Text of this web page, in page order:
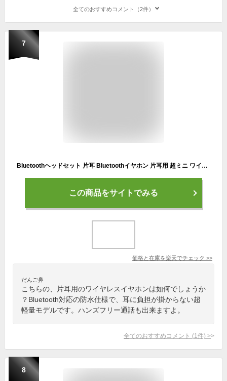
全てのおすすめコメント（2件）
7
Bluetoothヘッドセット 片耳 Bluetoothイヤホン 片耳用 超ミニ ワイヤレス イヤホン Hi-Fi音質 ハンズフリー通話 IPX7防水 超軽量 片耳イヤホン Bluetooth5.1 iPhone/Android/Tablet/Laptop対応(ブラック)
この商品をサイトでみる
価格と在庫を楽天でチェック >>
だんご鼻
こちらの、片耳用のワイヤレスイヤホンは如何でしょうか
？Bluetooth対応の防水仕様で、耳に負担が掛からない超
軽量モデルです。ハンズフリー通話も出来ますよ。
全てのおすすめコメント (1 件) >
8